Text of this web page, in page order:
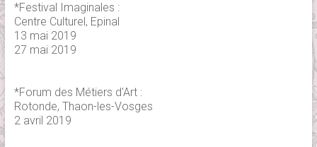
*Festival Imaginales :
Centre Culturel, Epinal
13 mai 2019
27 mai 2019
*Forum des Métiers d'Art :
Rotonde, Thaon-les-Vosges
2 avril 2019